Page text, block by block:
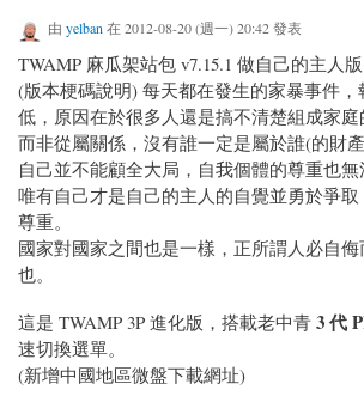
由 yelban 在 2012-08-20 (週一) 20:42 發表
TWAMP 麻瓜架站包 v7.15.1 做自己的主人版
(版本梗碼說明) 每天都在發生的家暴事件，
低，原因在於很多人還是搞不清楚組成家
而非從屬關係，沒有誰一定是屬於誰(的財
自己並不能顧全大局，自我個體的尊重也無
唯有自己才是自己的主人的自覺並勇於爭
尊重。
國家對國家之間也是一樣，正所謂人必自
也。
這是 TWAMP 3P 進化版，搭載老中青 3 代
速切換選單。
(新增中國地區微盤下載網址)